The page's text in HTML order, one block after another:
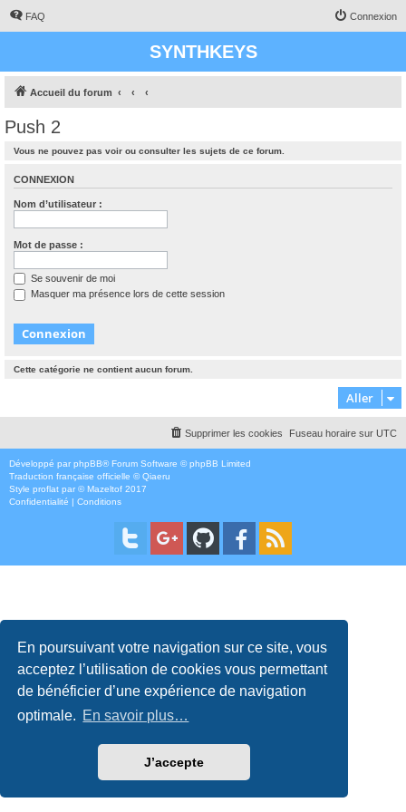
En poursuivant votre navigation sur ce site, vous
acceptez l’utilisation de cookies vous permettant
de bénéficier d’une expérience de navigation
optimale. En savoir plus…
J’accepte
FAQ Connexion
SYNTHKEYS
Accueil du forum
Push 2
Vous ne pouvez pas voir ou consulter les sujets de ce forum.
CONNEXION
Nom d’utilisateur :
Mot de passe :
Se souvenir de moi
Masquer ma présence lors de cette session
Cette catégorie ne contient aucun forum.
Aller
Fuseau horaire sur UTC
Supprimer les cookies
Développé par phpBB® Forum Software © phpBB Limited
Traduction française officielle ©Qiaeru
Style proflat par ©Mazeltof 2017
Confidentialité | Conditions